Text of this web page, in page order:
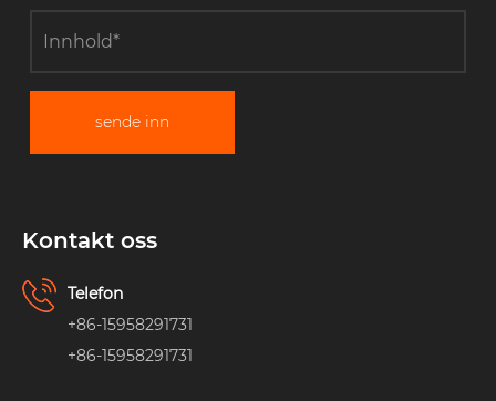
sende inn
Kontakt oss
Telefon
+86-15958291731
+86-15958291731